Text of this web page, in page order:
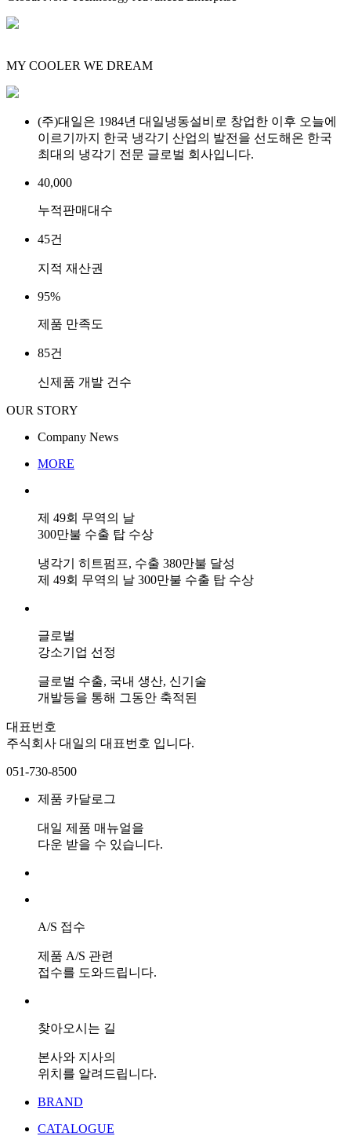
MY COOLER WE DREAM
(주)대일은 1984년 대일냉동설비로 창업한 이후 오늘에
이르기까지 한국 냉각기 산업의 발전을 선도해온 한국
최대의 냉각기 전문 글로벌 회사입니다.
40,000
누적판매대수
45건
지적 재산권
95%
제품 만족도
85건
신제품 개발 건수
OUR STORY
Company News
MORE
제 49회 무역의 날
300만불 수출 탑 수상
냉각기 히트펌프, 수출 380만불 달성
제 49회 무역의 날 300만불 수출 탑 수상
글로벌
강소기업 선정
글로벌 수출, 국내 생산, 신기술
개발등을 통해 그동안 축적된
대표번호
주식회사 대일의 대표번호 입니다.
051-730-8500
제품 카달로그
대일 제품 매뉴얼을
다운 받을 수 있습니다.
A/S 접수
제품 A/S 관련
접수를 도와드립니다.
찾아오시는 길
본사와 지사의
위치를 알려드립니다.
BRAND
CATALOGUE